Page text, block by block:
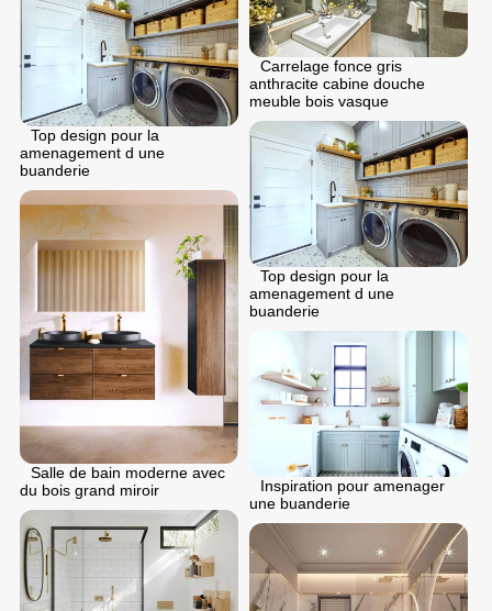
Carrelage fonce gris
anthracite cabine douche
meuble bois vasque
Top design pour la
amenagement d une
buanderie
Top design pour la
amenagement d une
buanderie
Salle de bain moderne avec
du bois grand miroir
Inspiration pour amenager
une buanderie